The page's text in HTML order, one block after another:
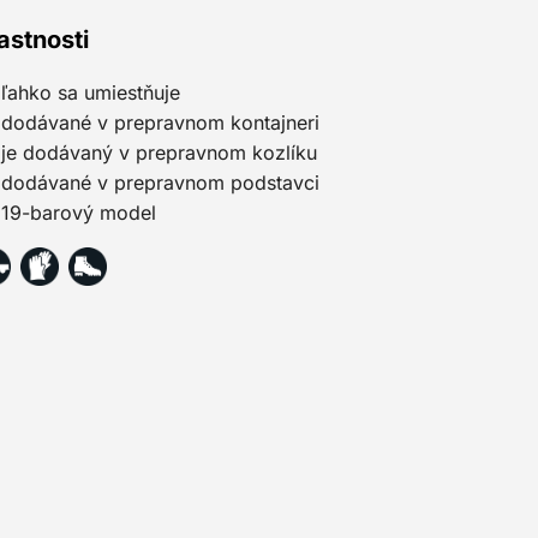
ľahko sa umiestňuje
dodávané v prepravnom kontajneri
je dodávaný v prepravnom kozlíku
dodávané v prepravnom podstavci
19-barový model